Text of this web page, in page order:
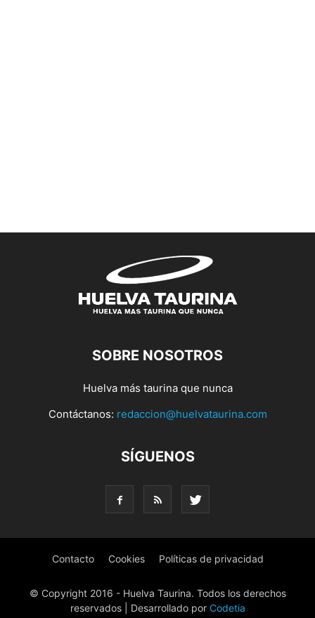
SOBRE NOSOTROS
Huelva más taurina que nunca
Contáctanos: redaccion@huelvataurina.com
SÍGUENOS
Contacto Cookies Políticas de privacidad
© Copyright 2016 - Huelva Taurina. Todos los derechos
reservados | Desarrollado por Codetia